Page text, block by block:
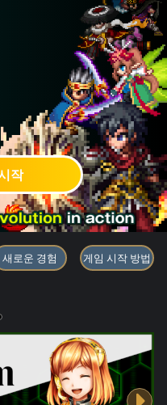
작
새로운 경험 게임 시작 방법